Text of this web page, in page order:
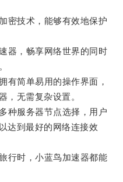
技术，能够有效地保护
，畅享网络世界的同时
简单易用的操作界面，
，无需复杂设置。
服务器节点选择，用户
达到最好的网络连接效
时，小蓝鸟加速器都能